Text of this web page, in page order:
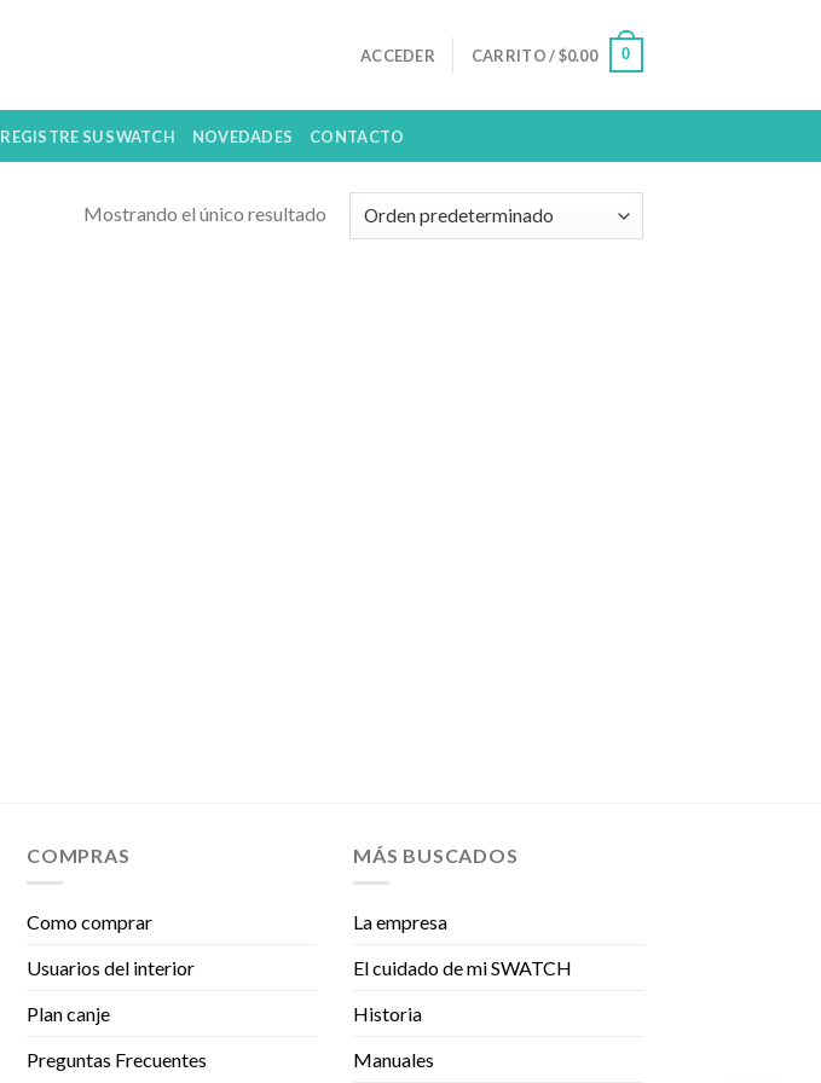
ACCEDER CARRITO /$0.00 0
REGISTRE SU SWATCH NOVEDADES CONTACTO
Mostrando el único resultado
COMPRAS
Como comprar
Usuarios del interior
Plan canje
Preguntas Frecuentes
MÁS BUSCADOS
La empresa
El cuidado de mi SWATCH
Historia
Manuales